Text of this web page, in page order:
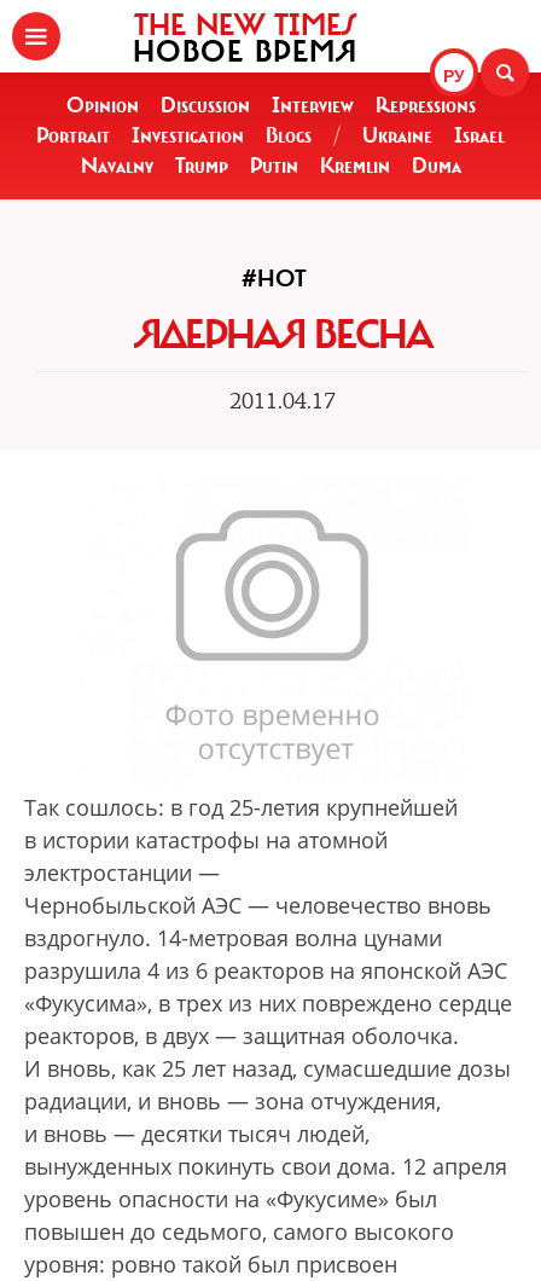
РУ
THE NEW TIMES
НОВОЕ ВРЕМЯ
Opinion Discussion Interview
Repressions
Portrait
Investigation Blogs / Ukraine
Israel
Navalny
Trump Putin Kremlin Duma
#HOT
ЯДЕРНАЯ ВЕСНА
2011.04.17
Так сошлось: в год 25-летия крупнейшей
в истории катастрофы на атомной
электростанции —
Чернобыльской АЭС — человечество вновь
вздрогнуло. 14-метровая волна цунами
разрушила 4 из 6 реакторов на японской АЭС
«Фукусима», в трех из них повреждено сердце
реакторов, в двух — защитная оболочка.
И вновь, как 25 лет назад, сумасшедшие дозы
радиации, и вновь — зона отчуждения,
и вновь — десятки тысяч людей,
вынужденных покинуть свои дома. 12 апреля
уровень опасности на «Фукусиме» был
повышен до седьмого, самого высокого
уровня: ровно такой был присвоен